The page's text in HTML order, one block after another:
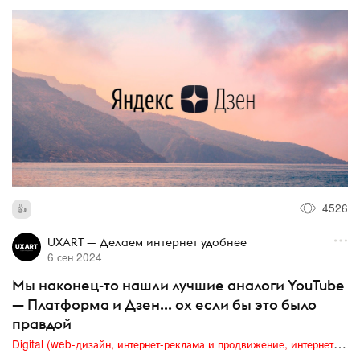
4526
UXART — Делаем интернет удобнее
6 сен 2024
Мы наконец-то нашли лучшие аналоги YouTube
— Платформа и Дзен... ох если бы это было
правдой
Digital (web-дизайн, интернет-реклама и продвижение, интернет-сообщества и блоги, интернет-коммуникации, мобильный маркетинг, реклама на цифровых экранах)